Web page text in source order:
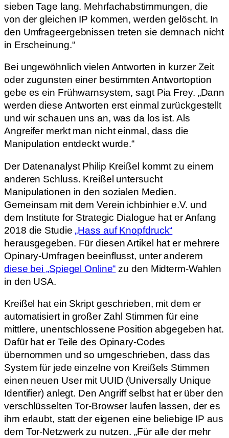
sieben Tage lang. Mehrfachabstimmungen, die
von der gleichen IP kommen, werden gelöscht. In
den Umfrageergebnissen treten sie demnach nicht
in Erscheinung.“
Bei ungewöhnlich vielen Antworten in kurzer Zeit
oder zugunsten einer bestimmten Antwortoption
gebe es ein Frühwarnsystem, sagt Pia Frey. „Dann
werden diese Antworten erst einmal zurückgestellt
und wir schauen uns an, was da los ist. Als
Angreifer merkt man nicht einmal, dass die
Manipulation entdeckt wurde.“
Der Datenanalyst Philip Kreißel kommt zu einem
anderen Schluss. Kreißel untersucht
Manipulationen in den sozialen Medien.
Gemeinsam mit dem Verein ichbinhier e.V. und
dem Institute for Strategic Dialogue hat er Anfang
2018 die Studie„Hass auf Knopfdruck“
herausgegeben. Für diesen Artikel hat er mehrere
Opinary-Umfragen beeinflusst, unter anderem
diese bei „Spiegel Online“ zu den Midterm-Wahlen
in den USA.
Kreißel hat ein Skript geschrieben, mit dem er
automatisiert in großer Zahl Stimmen für eine
mittlere, unentschlossene Position abgegeben hat.
Dafür hat er Teile des Opinary-Codes
übernommen und so umgeschrieben, dass das
System für jede einzelne von Kreißels Stimmen
einen neuen User mit UUID (Universally Unique
Identifier) anlegt. Den Angriff selbst hat er über den
verschlüsselten Tor-Browser laufen lassen, der es
ihm erlaubt, statt der eigenen eine beliebige IP aus
dem Tor-Netzwerk zu nutzen. „Für alle der mehr